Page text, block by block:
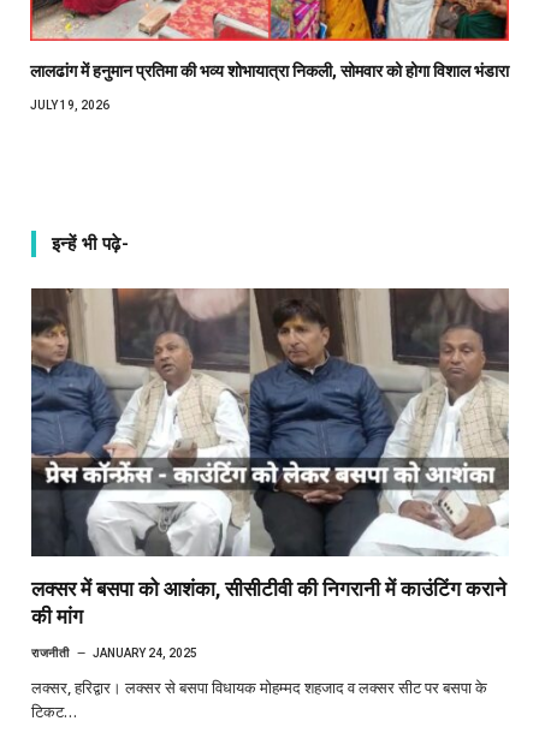
लालढांग में हनुमान प्रतिमा की भव्य शोभायात्रा निकली, सोमवार को होगा विशाल भंडारा
JULY 19, 2026
इन्हें भी पढ़े-
लक्सर में बसपा को आशंका, सीसीटीवी की निगरानी में काउंटिंग कराने
की मांग
राजनीती JANUARY 24, 2025
लक्सर, हरिद्वार। लक्सर से बसपा विधायक मोहम्मद शहजाद व लक्सर सीट पर बसपा के
टिकट…